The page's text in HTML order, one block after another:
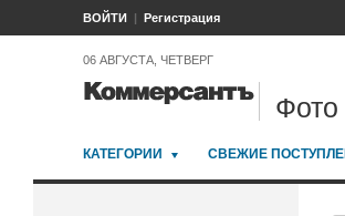
ВОЙТИ Регистрация
06 АВГУСТА, ЧЕТВЕРГ
Фото
КАТЕГОРИИ СВЕЖИЕ